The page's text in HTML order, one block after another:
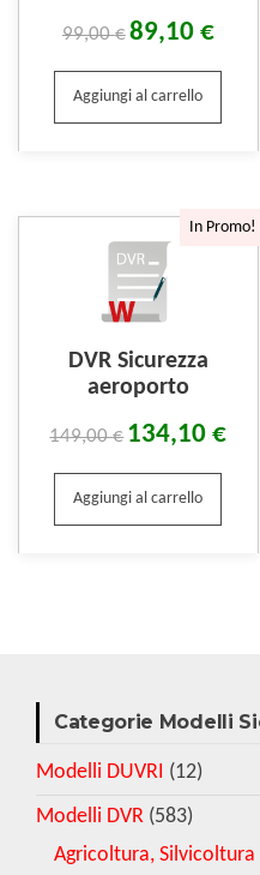
99,00€89,10 €
Aggiungi al carrello
In Promo!
DVR Sicurezza
aeroporto
149,00€ 134,10€
Aggiungi al carrello
Categorie Modelli
Modelli DUVRI (12)
Modelli DVR (583)
Agricoltura, Silvicoltura